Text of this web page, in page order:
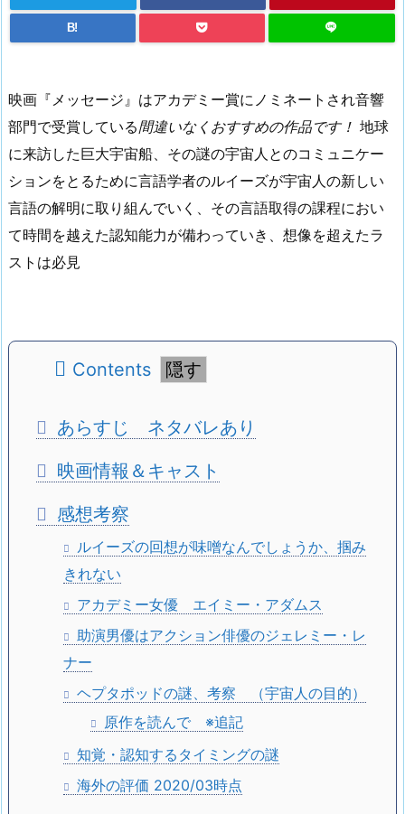
B!
映画『メッセージ』はアカデミー賞にノミネートされ音響
部門で受賞している間違いなくおすすめの作品です！ 地球
に来訪した巨大宇宙船、その謎の宇宙人とのコミュニケー
ションをとるために言語学者のルイーズが宇宙人の新しい
言語の解明に取り組んでいく、その言語取得の課程におい
て時間を越えた認知能力が備わっていき、想像を超えたラ
ストは必見
Contents
あらすじ ネタバレあり
映画情報＆キャスト
感想考察
ルイーズの回想が味噌なんでしょうか、掴み
きれない
アカデミー女優 エイミー・アダムス
助演男優はアクション俳優のジェレミー・レ
ナー
ヘプタポッドの謎、考察 （宇宙人の目的）
原作を読んで ※追記
知覚・認知するタイミングの謎
海外の評価 2020/03時点